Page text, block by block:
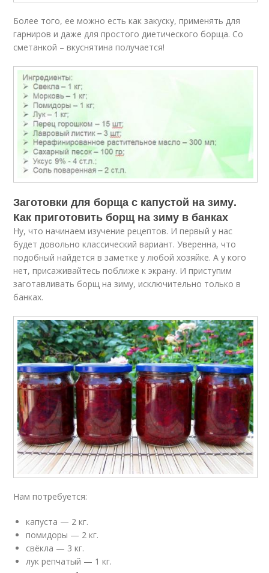
Более того, ее можно есть как закуску, применять для
гарниров и даже для простого диетического борща. Со
сметанкой – вкуснятина получается!
Заготовки для борща с капустой на зиму.
Как приготовить борщ на зиму в банках
Ну, что начинаем изучение рецептов. И первый у нас
будет довольно классический вариант. Уверенна, что
подобный найдется в заметке у любой хозяйке. А у кого
нет, присаживайтесь поближе к экрану. И приступим
заготавливать борщ на зиму, исключительно только в
банках.
Нам потребуется:
капуста — 2 кг.
помидоры — 2 кг.
свёкла — 3 кг.
лук репчатый — 1 кг.